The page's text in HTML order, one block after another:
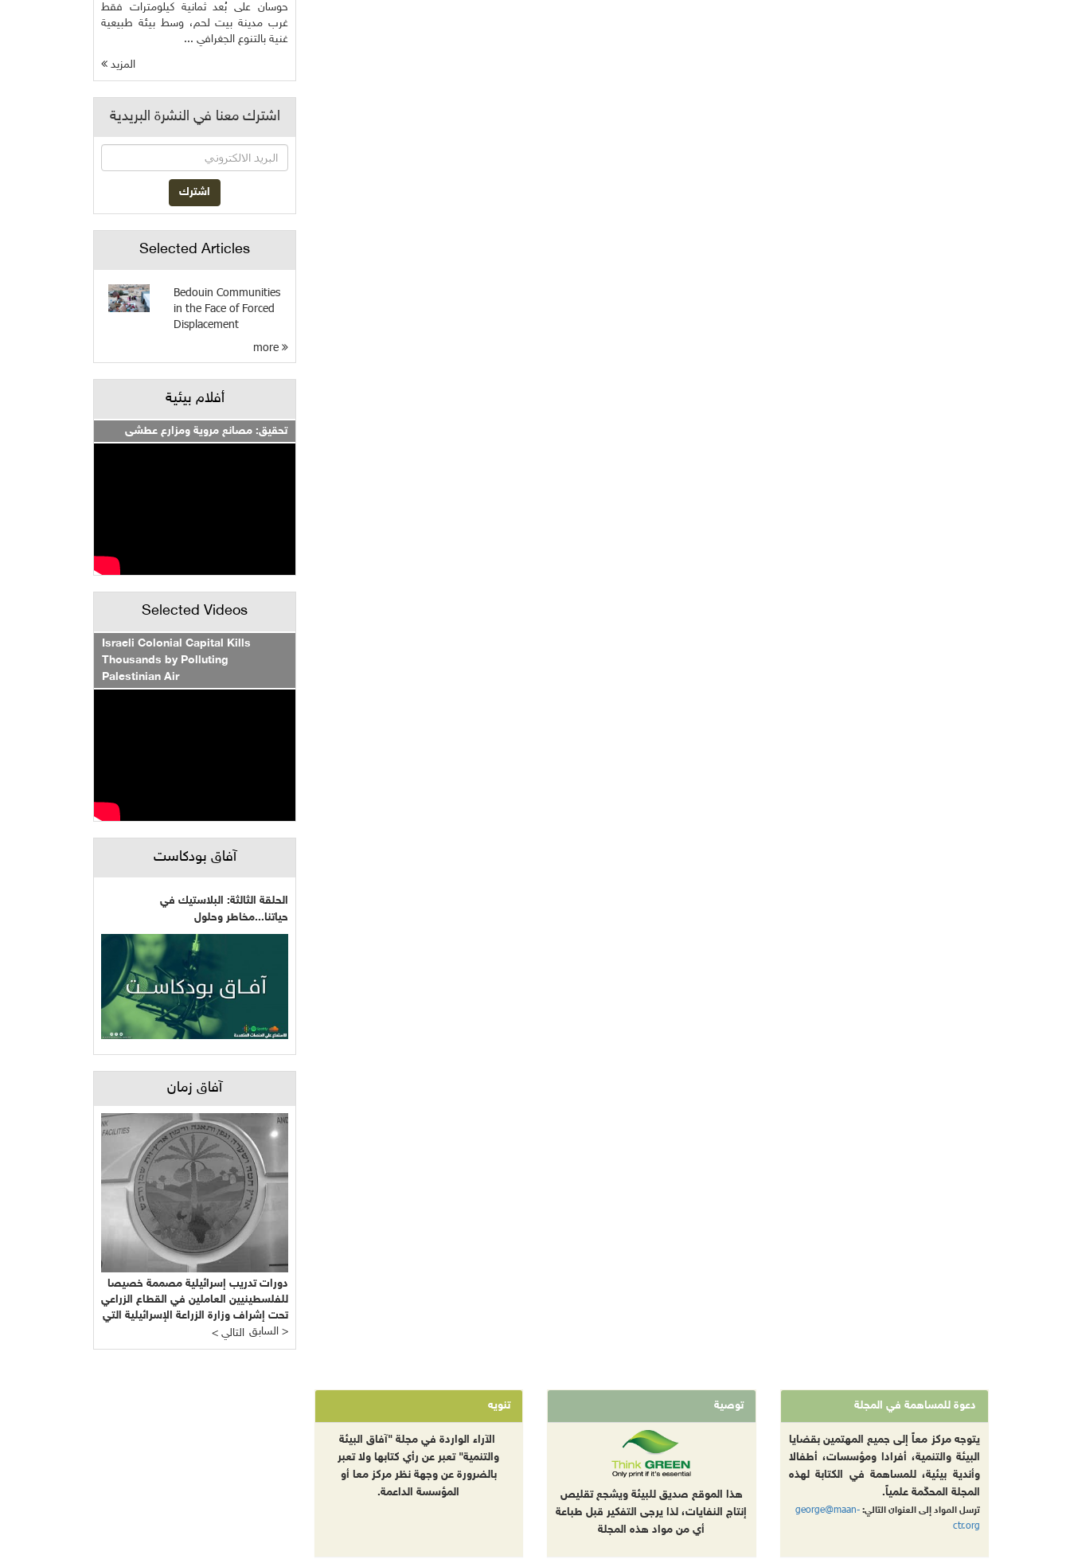
حوسان على بُعد ثمانية كيلومترات فقط
غرب مدينة بيت لحم، وسط بيئة طبيعية
غنية بالتنوع الجغرافي ...
المزيد
اشترك معنا في النشرة البريدية
Selected Articles
Bedouin Communities
in the Face of Forced
Displacement
أفلام بيئية
تحقيق: مصانع مروية ومزارع عطشى
Selected Videos
Israeli Colonial Capital Kills
Thousands by Polluting
Palestinian Air
آفاق بودكاست
الحلقة الثالثة: البلاستيك في
حياتنا...مخاطر وحلول
آفاق زمان
دورات تدريب إسرائيلية مصممة خصيصا
للفلسطينيين العاملين في القطاع الزراعي
تحت إشراف وزارة الزراعة الإسرائيلية التي
يرأسها يائير شَمِير نائب ليبرمان رئيس
"إسرائيل بيتنا"!!!
< التالي السابق >
دعوة للمساهمة في المجلة
يتوجه مركز معاً إلى جميع المهتمين بقضايا
البيئة والتنمية، أفرادا ومؤسسات، أطفالا
وأندية بيئية، للمساهمة في الكتابة لهذه
المجلة المحكّمة علمياً.
ترسل المواد إلى العنوان التالي:george@maan-
ctr.org
توصية
هذا الموقع صديق للبيئة ويشجع تقليص
إنتاج النفايات، لذا يرجى التفكير قبل طباعة
أي من مواد هذه المجلة
تنويه
الآراء الواردة في مجلة "آفاق البيئة
والتنمية" تعبر عن رأي كتابها ولا تعبر
بالضرورة عن وجهة نظر مركز معا أو
المؤسسة الداعمة.